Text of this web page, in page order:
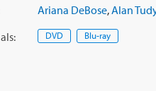
Ariana DeBose,Alan
als: DVD Blu-ray